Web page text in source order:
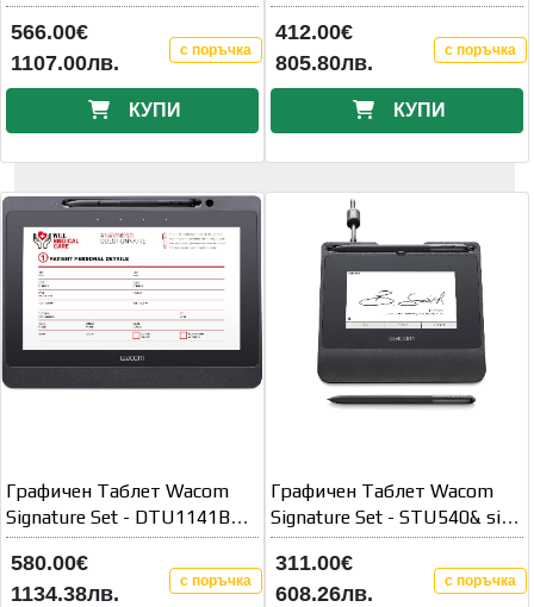
566.00€
1107.00лв.
с поръчка
КУПИ
medium
412.00€
805.80лв.
с поръчка
КУПИ
Графичен Таблет Wacom
Signature Set - DTU1141B&
sign pro PDF Lite
580.00€
1134.38лв.
с поръчка
Графичен Таблет Wacom
Signature Set - STU540& sign
pro PDF Lite
311.00€
608.26лв.
с поръчка